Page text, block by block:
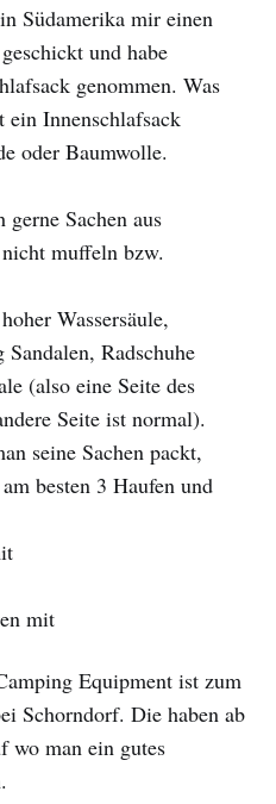
Südamerika mir einen
und habe
genommen. Was
ein Innenschlafsack
oder Baumwolle.
Sachen aus
muffeln bzw.
Wassersäule,
Radschuhe
(also eine Seite des
Seite ist normal).
seine Sachen packt,
besten 3 Haufen und
mit
Equipment ist zum
Schorndorf. Die haben ab
wo man ein gutes